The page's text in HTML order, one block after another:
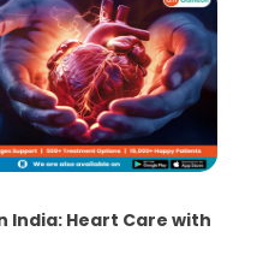
India: Heart Care with